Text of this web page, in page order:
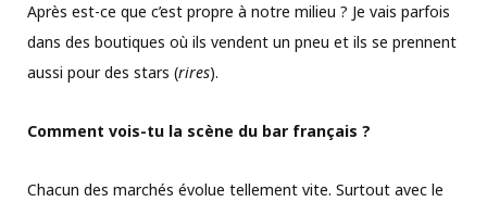
Après est-ce que c’est propre à notre milieu ? Je vais parfois
dans des boutiques où ils vendent un pneu et ils se prennent
aussi pour des stars (rires).
Comment vois-tu la scène du bar français ?
Chacun des marchés évolue tellement vite. Surtout avec le